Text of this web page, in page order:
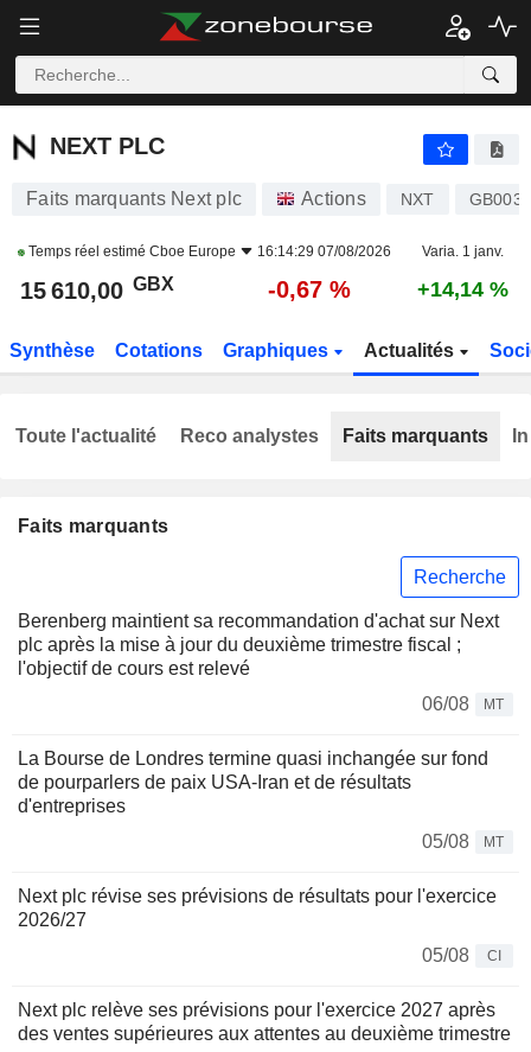
NEXT PLC
NEXT PLC
Faits marquants Next plc Actions NXT
Temps réel estimé Cboe Europe 16:14:29 07/08/2026 Varia. 1 janv.
15 610,00 GBX -0,67 % +14,14 %
Synthèse Cotations Graphiques Actualités
Faits marquants
Recherche
Berenberg maintient sa recommandation d'achat sur Next
plc après la mise à jour du deuxième trimestre fiscal ;
l'objectif de cours est relevé
06/08
MT
La Bourse de Londres termine quasi inchangée sur fond
de pourparlers de paix USA-Iran et de résultats
d'entreprises
05/08
MT
Next plc révise ses prévisions de résultats pour l'exercice
2026/27
05/08
CI
Next plc relève ses prévisions pour l'exercice 2027 après
des ventes supérieures aux attentes au deuxième trimestre
Toute l'actualité Reco analystes Faits marquants